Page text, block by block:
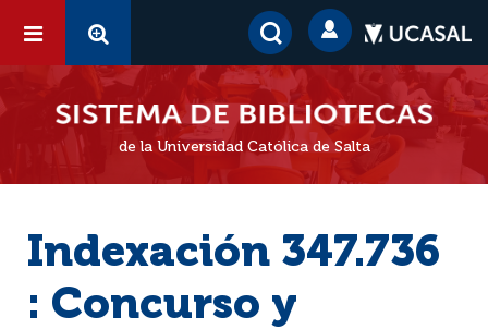
de la Universidad Católica de Salta
Indexación 347.736
: Concurso y